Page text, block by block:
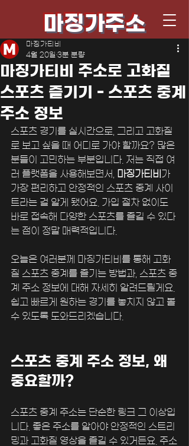
마징가주소
마징가티비 주소로 고화질
스포츠 즐기기 - 스포츠 중계
주소 정보
마징가티비
4월 20일 3분 분량
스포츠 경기를 실시간으로, 그리고 고화질
로 보고 싶을 때 어디로 가야 할까요? 많은
분들이 고민하는 부분입니다. 저는 직접 여
러 플랫폼을 사용해보면서,
마징가티비
가
가장 편리하고 안정적인 스포츠 중계 사이
트라는 걸 알게 됐어요. 가입 절차 없이도
바로 접속해 다양한 스포츠를 즐길 수 있다
는 점이 정말 매력적입니다.
오늘은 여러분께 마징가티비를 통해 고화
질 스포츠 중계를 즐기는 방법과, 스포츠 중
계 주소 정보에 대해 자세히 알려드릴게요.
쉽고 빠르게 원하는 경기를 놓치지 않고 볼
수 있도록 도와드리겠습니다.
스포츠 중계 주소 정보, 왜
중요할까?
스포츠 중계 주소는 단순한 링크 그 이상입
니다. 좋은 주소를 알아야 안정적인 스트리
밍과 고화질 영상을 즐길 수 있거든요. 주소